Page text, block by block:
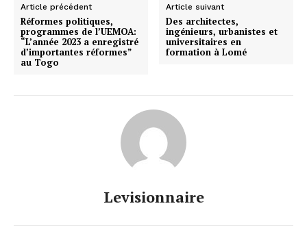
Article précédent
Réformes politiques,
programmes de l’UEMOA:
“L’année 2023 a enregistré
d’importantes réformes”
au Togo
Article suivant
Des architectes,
ingénieurs, urbanistes et
universitaires en
formation à Lomé
Levisionnaire